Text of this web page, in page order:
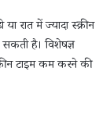
रात में ज्यादा स्क्रीन
सकती है। विशेषज्ञ
टाइम कम करने की